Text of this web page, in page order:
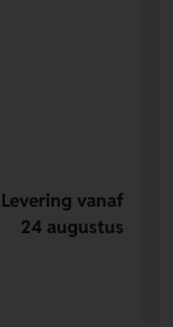
Levering vanaf
24 augustus